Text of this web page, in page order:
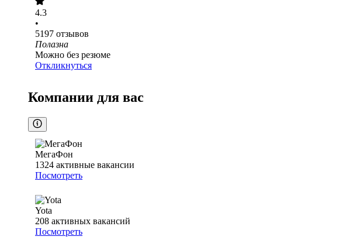
4.3
•
5197 отзывов
Полазна
Можно без резюме
Откликнуться
Компании для вас
МегаФон
1324 активные вакансии
Посмотреть
Yota
208 активных вакансий
Посмотреть